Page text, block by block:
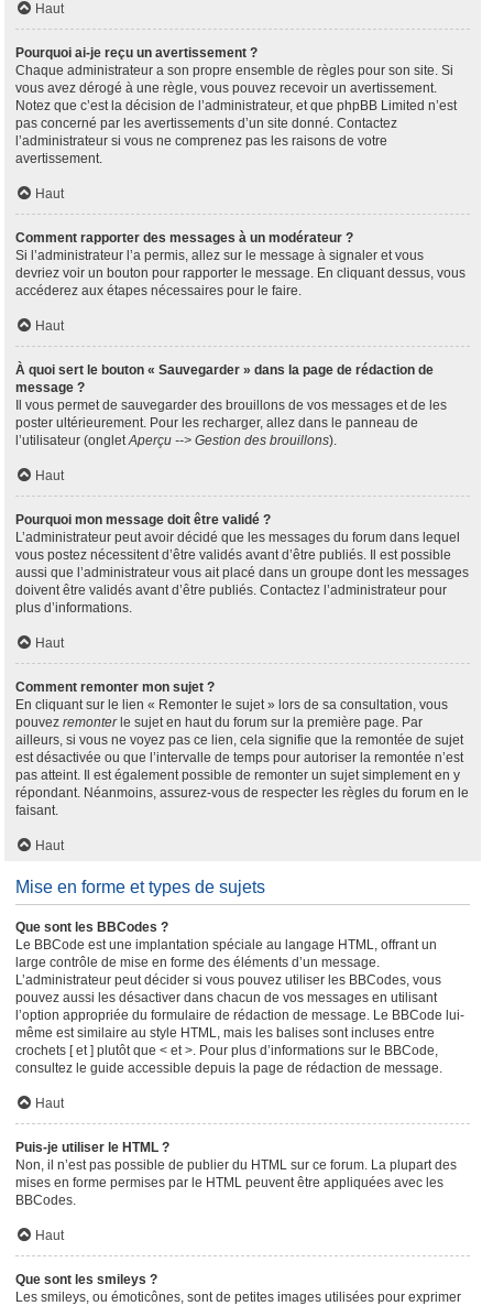
Haut
Pourquoi ai-je reçu un avertissement ?
Chaque administrateur a son propre ensemble de règles pour son site. Si
vous avez dérogé à une règle, vous pouvez recevoir un avertissement.
Notez que c’est la décision de l’administrateur, et que phpBB Limited n’est
pas concerné par les avertissements d’un site donné. Contactez
l’administrateur si vous ne comprenez pas les raisons de votre
avertissement.
Haut
Comment rapporter des messages à un modérateur ?
Si l’administrateur l’a permis, allez sur le message à signaler et vous
devriez voir un bouton pour rapporter le message. En cliquant dessus, vous
accéderez aux étapes nécessaires pour le faire.
Haut
À quoi sert le bouton « Sauvegarder » dans la page de rédaction de
message ?
Il vous permet de sauvegarder des brouillons de vos messages et de les
poster ultérieurement. Pour les recharger, allez dans le panneau de
l’utilisateur (ongletAperçu --> Gestion des brouillons).
Haut
Pourquoi mon message doit être validé ?
L’administrateur peut avoir décidé que les messages du forum dans lequel
vous postez nécessitent d’être validés avant d’être publiés. Il est possible
aussi que l’administrateur vous ait placé dans un groupe dont les messages
doivent être validés avant d’être publiés. Contactez l’administrateur pour
plus d’informations.
Haut
Comment remonter mon sujet ?
En cliquant sur le lien « Remonter le sujet » lors de sa consultation, vous
pouvez remonterle sujet en haut du forum sur la première page. Par
ailleurs, si vous ne voyez pas ce lien, cela signifie que la remontée de sujet
est désactivée ou que l’intervalle de temps pour autoriser la remontée n’est
pas atteint. Il est également possible de remonter un sujet simplement en y
répondant. Néanmoins, assurez-vous de respecter les règles du forum en le
faisant.
Haut
Mise en forme et types de sujets
Que sont les BBCodes ?
Le BBCode est une implantation spéciale au langage HTML, offrant un
large contrôle de mise en forme des éléments d’un message.
L’administrateur peut décider si vous pouvez utiliser les BBCodes, vous
pouvez aussi les désactiver dans chacun de vos messages en utilisant
l’option appropriée du formulaire de rédaction de message. Le BBCode lui-
même est similaire au style HTML, mais les balises sont incluses entre
crochets [ et ] plutôt que < et >. Pour plus d’informations sur le BBCode,
consultez le guide accessible depuis la page de rédaction de message.
Haut
Puis-je utiliser le HTML ?
Non, il n’est pas possible de publier du HTML sur ce forum. La plupart des
mises en forme permises par le HTML peuvent être appliquées avec les
BBCodes.
Haut
Que sont les smileys ?
Les smileys, ou émoticônes, sont de petites images utilisées pour exprimer